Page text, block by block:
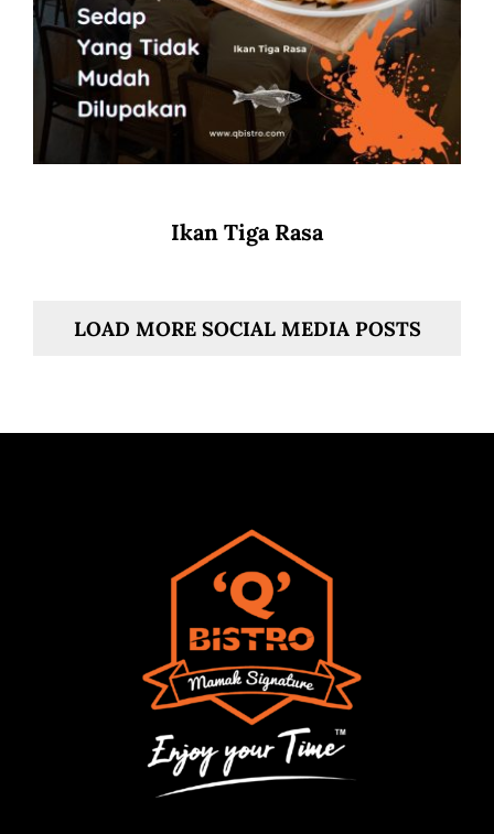
Ikan Tiga Rasa
LOAD MORE SOCIAL MEDIA POSTS